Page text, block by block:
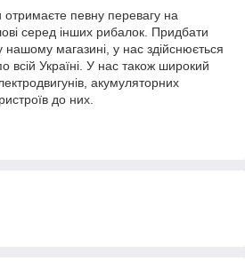
певну перевагу на
серед інших рибалок. Придбати
магазині, у нас здійснюється
всій Україні. У нас також широкий
акумуляторних
до них.